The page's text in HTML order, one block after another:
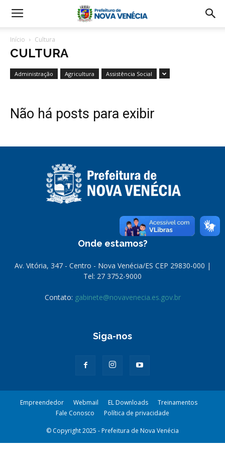
Início Cultura
CULTURA
Administração Agricultura Assistência Social
Não há posts para exibir
Onde estamos?
Av. Vitória, 347 - Centro - Nova Venécia/ES CEP 29830-000 |
Tel: 27 3752-9000
Contato: gabinete@novavenecia.es.gov.br
Siga-nos
Empreendedor Webmail EL Downloads
Treinamentos
Fale Conosco
Política de privacidade
© Copyright 2025 - Prefeitura de Nova Venécia